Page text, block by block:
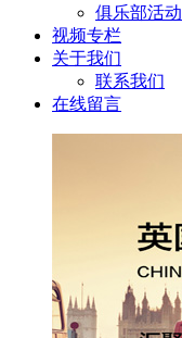
俱乐部活动
视频专栏
关于我们
联系我们
在线留言